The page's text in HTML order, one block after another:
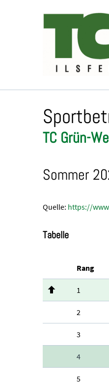
TC Grün-
Sommer
Quelle: https://
Tabelle
Rang
1
2
3
4
5